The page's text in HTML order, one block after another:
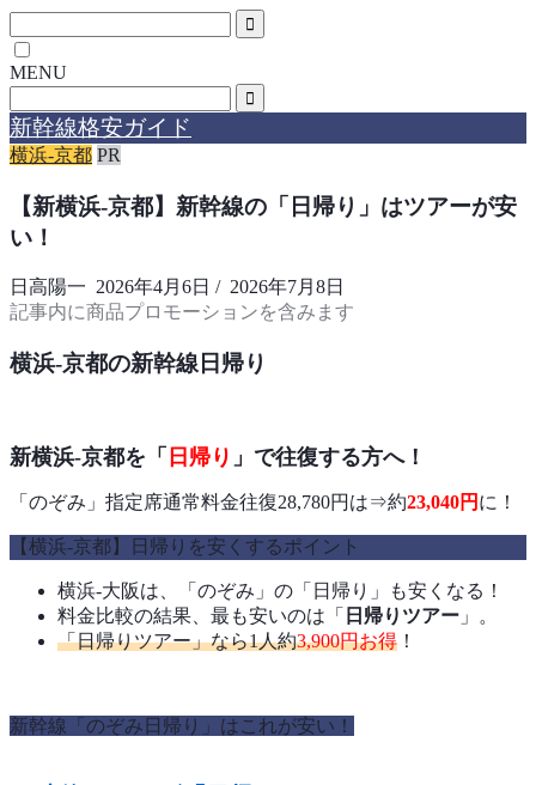
MENU
新幹線格安ガイド
横浜-京都 PR
【新横浜-京都】新幹線の「日帰り」はツアーが安
い！
日高陽一 2026年4月6日 / 2026年7月8日
記事内に商品プロモーションを含みます
横浜-京都の新幹線日帰り
新横浜-京都を「 日帰り 」で往復する方へ！
「のぞみ」指定席通常料金往復28,780円は⇒約23,040円 に！
【横浜-京都】日帰りを安くするポイント
横浜-大阪は、「のぞみ」の「日帰り」も安くなる！
料金比較の結果、最も安いのは「 日帰りツアー 」。
「日帰りツアー」なら1人約3,900円お得 ！
新幹線「のぞみ日帰り」はこれが安い！